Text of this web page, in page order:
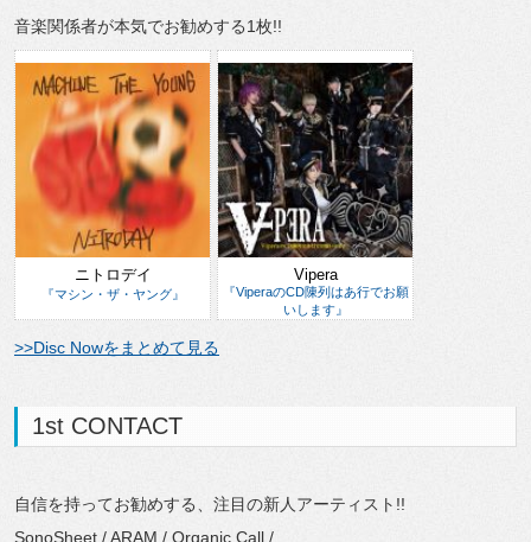
音楽関係者が本気でお勧めする1枚!!
ニトロデイ
『マシン・ザ・ヤング』
Vipera
『ViperaのCD陳列はあ行でお願
いします』
>>Disc Nowをまとめて見る
1st CONTACT
自信を持ってお勧めする、注目の新人アーティスト!!
SonoSheet / ARAM / Organic Call /